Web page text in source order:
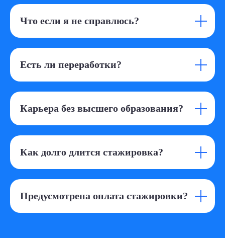
Что если я не справлюсь?
Есть ли переработки?
Карьера без высшего образования?
Как долго длится стажировка?
Предусмотрена оплата стажировки?